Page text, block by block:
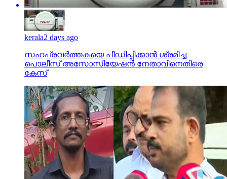
kerala2 days ago
സഹപ്രവര്‍ത്തകയെ പീഡിപ്പിക്കാന്‍ ശ്രമിച്ച
പൊലീസ് അസോസിയേഷന്‍ നേതാവിനെതിരെ
കേസ്